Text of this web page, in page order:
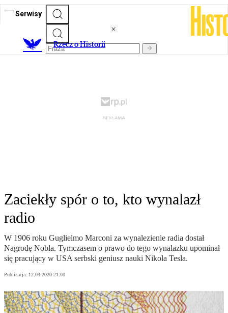
Serwisy
Rzecz o Historii
Zaciekły spór o to, kto wynalazł
radio
W 1906 roku Guglielmo Marconi za wynalezienie radia dostał
Nagrodę Nobla. Tymczasem o prawo do tego wynalazku upominał
się pracujący w USA serbski geniusz nauki Nikola Tesla.
Publikacja: 12.03.2020 21:00